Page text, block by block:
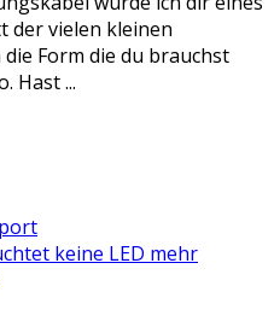
der vielen kleinen
Form die du brauchst
Hast ...
keine LED mehr